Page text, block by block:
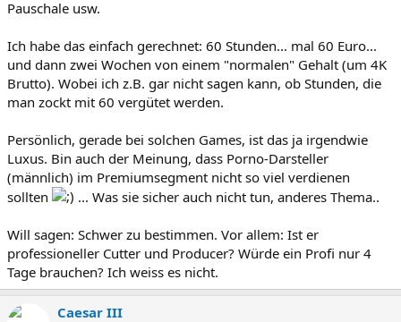
Pauschale usw.
Ich habe das einfach gerechnet: 60 Stunden... mal 60 Euro...
und dann zwei Wochen von einem "normalen" Gehalt (um 4K
Brutto). Wobei ich z.B. gar nicht sagen kann, ob Stunden, die
man zockt mit 60 vergütet werden.
Persönlich, gerade bei solchen Games, ist das ja irgendwie
Luxus. Bin auch der Meinung, dass Porno-Darsteller
(männlich) im Premiumsegment nicht so viel verdienen
sollten
... Was sie sicher auch nicht tun, anderes Thema..
Will sagen: Schwer zu bestimmen. Vor allem: Ist er
professioneller Cutter und Producer? Würde ein Profi nur 4
Tage brauchen? Ich weiss es nicht.
Caesar III